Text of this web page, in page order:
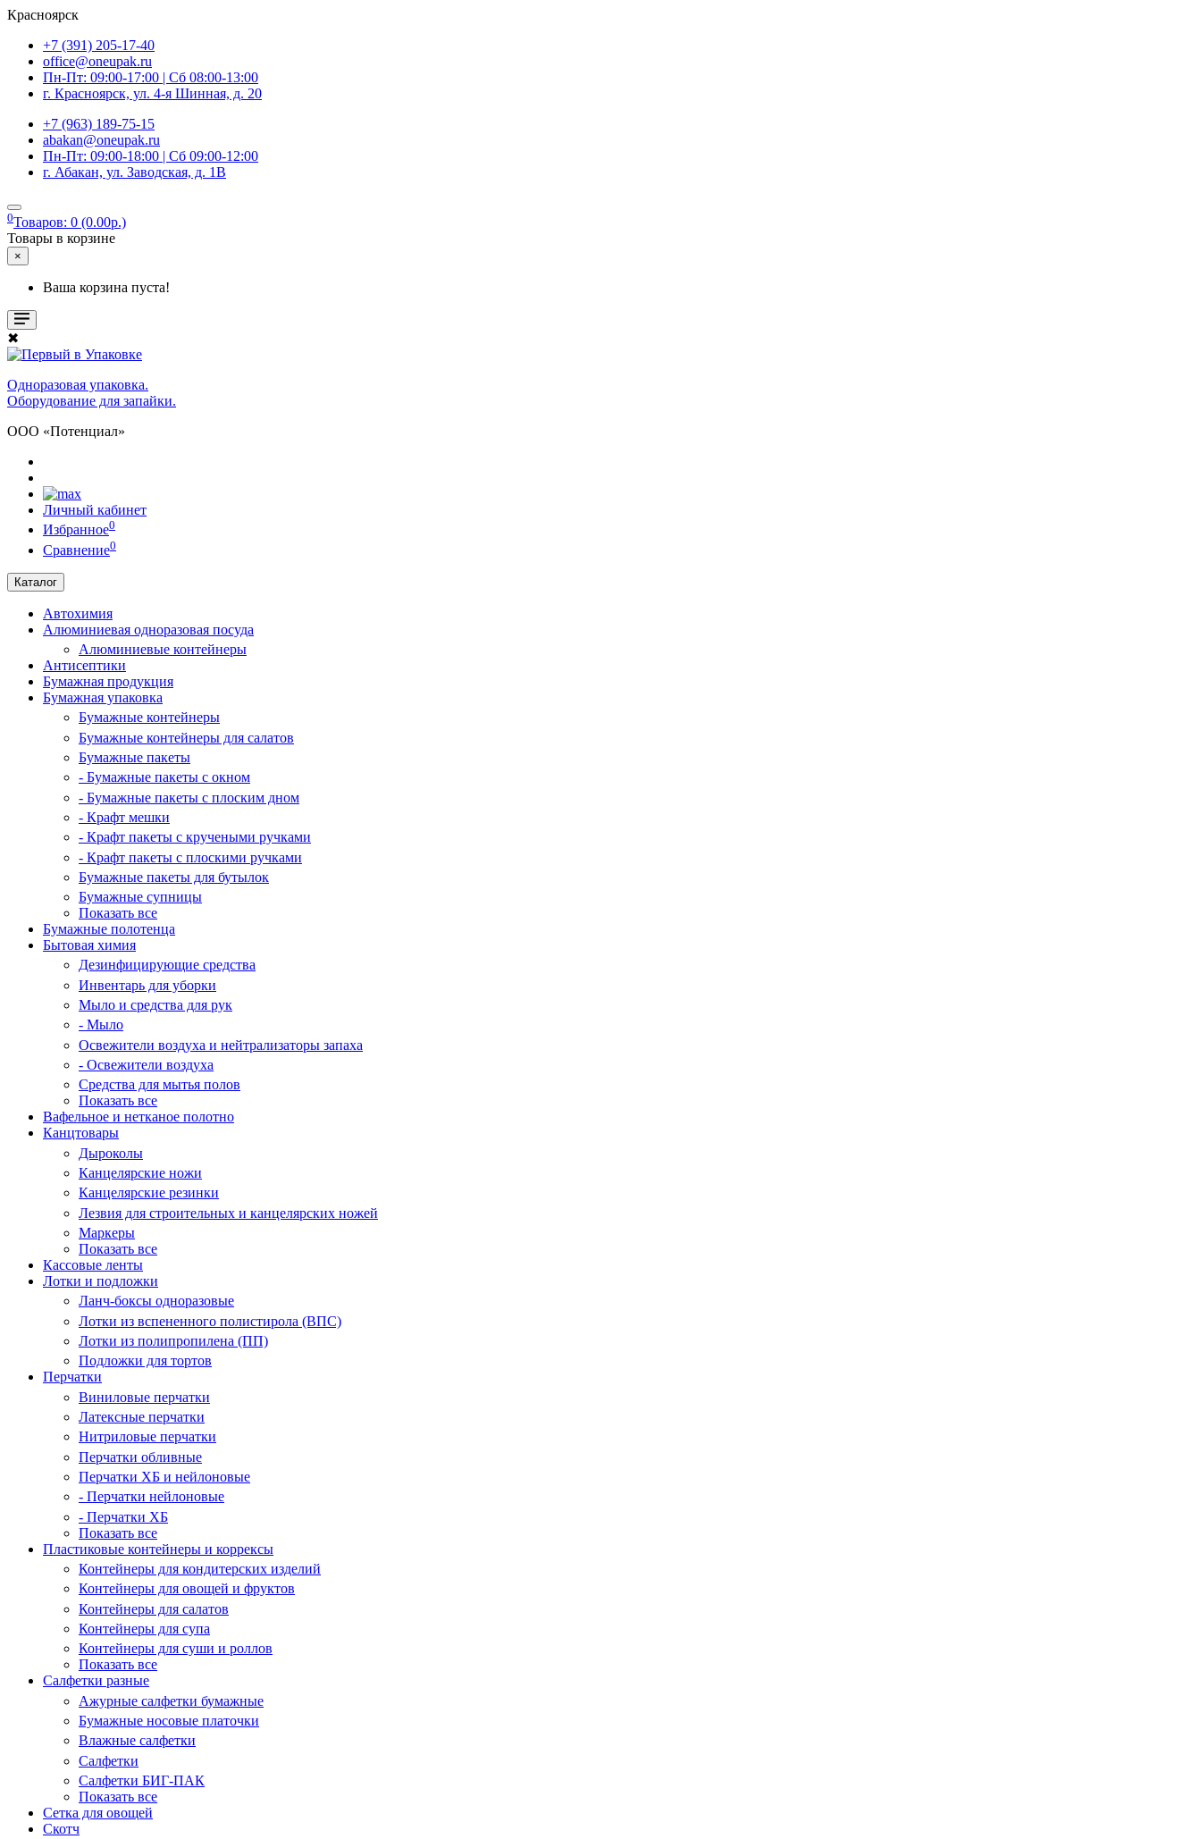
Красноярск
+7 (391) 205-17-40
office@oneupak.ru
Пн-Пт: 09:00-17:00 | Сб 08:00-13:00
г. Красноярск, ул. 4-я Шинная, д. 20
+7 (963) 189-75-15
abakan@oneupak.ru
Пн-Пт: 09:00-18:00 | Сб 09:00-12:00
г. Абакан, ул. Заводская, д. 1В
0Товаров: 0 (0.00р.)
Товары в корзине
×
Ваша корзина пуста!
✖
Одноразовая упаковка.
Оборудование для запайки.
ООО «Потенциал»
Личный кабинет
Избранное0
Сравнение0
Каталог
Автохимия
Алюминиевая одноразовая посуда
Алюминиевые контейнеры
Антисептики
Бумажная продукция
Бумажная упаковка
Бумажные контейнеры
Бумажные контейнеры для салатов
Бумажные пакеты
- Бумажные пакеты с окном
- Бумажные пакеты с плоским дном
- Крафт мешки
- Крафт пакеты с кручеными ручками
- Крафт пакеты с плоскими ручками
Бумажные пакеты для бутылок
Бумажные супницы
Показать все
Бумажные полотенца
Бытовая химия
Дезинфицирующие средства
Инвентарь для уборки
Мыло и средства для рук
- Мыло
Освежители воздуха и нейтрализаторы запаха
- Освежители воздуха
Средства для мытья полов
Показать все
Вафельное и нетканое полотно
Канцтовары
Дыроколы
Канцелярские ножи
Канцелярские резинки
Лезвия для строительных и канцелярских ножей
Маркеры
Показать все
Кассовые ленты
Лотки и подложки
Ланч-боксы одноразовые
Лотки из вспененного полистирола (ВПС)
Лотки из полипропилена (ПП)
Подложки для тортов
Перчатки
Виниловые перчатки
Латексные перчатки
Нитриловые перчатки
Перчатки обливные
Перчатки ХБ и нейлоновые
- Перчатки нейлоновые
- Перчатки ХБ
Показать все
Пластиковые контейнеры и коррексы
Контейнеры для кондитерских изделий
Контейнеры для овощей и фруктов
Контейнеры для салатов
Контейнеры для супа
Контейнеры для суши и роллов
Показать все
Салфетки разные
Ажурные салфетки бумажные
Бумажные носовые платочки
Влажные салфетки
Салфетки
Салфетки БИГ-ПАК
Показать все
Сетка для овощей
Скотч